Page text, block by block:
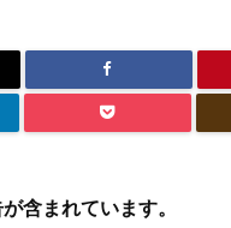
含まれています。